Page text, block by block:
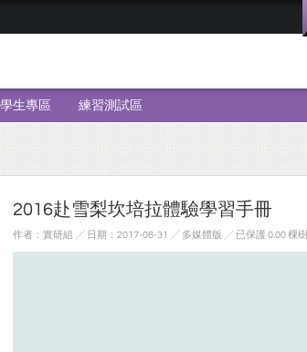
學生專區 練習測試區
2016赴雪梨坎培拉體驗學習手冊
作者：實研組 ╱ 日期：2017-08-31 ╱ 多媒體版 ╱ 已保護 0.00 棵樹